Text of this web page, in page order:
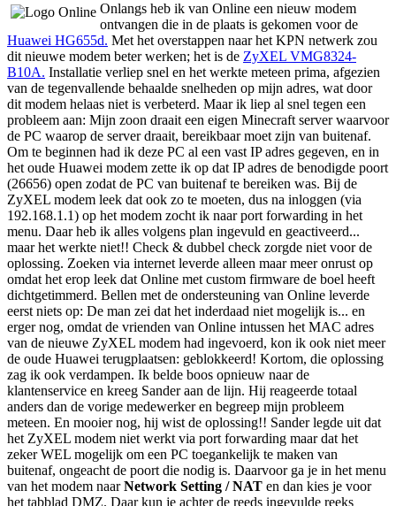
Onlangs heb ik van Online een nieuw modem
ontvangen die in de plaats is gekomen voor de
Huawei HG655d. Met het overstappen naar het KPN netwerk zou
dit nieuwe modem beter werken; het is de ZyXEL VMG8324-
B10A. Installatie verliep snel en het werkte meteen prima, afgezien
van de tegenvallende behaalde snelheden op mijn adres, wat door
dit modem helaas niet is verbeterd. Maar ik liep al snel tegen een
probleem aan: Mijn zoon draait een eigen Minecraft server waarvoor
de PC waarop de server draait, bereikbaar moet zijn van buitenaf.
Om te beginnen had ik deze PC al een vast IP adres gegeven, en in
het oude Huawei modem zette ik op dat IP adres de benodigde poort
(26656) open zodat de PC van buitenaf te bereiken was. Bij de
ZyXEL modem leek dat ook zo te moeten, dus na inloggen (via
192.168.1.1) op het modem zocht ik naar port forwarding in het
menu. Daar heb ik alles volgens plan ingevuld en geactiveerd...
maar het werkte niet!! Check & dubbel check zorgde niet voor de
oplossing. Zoeken via internet leverde alleen maar meer onrust op
omdat het erop leek dat Online met custom firmware de boel heeft
dichtgetimmerd. Bellen met de ondersteuning van Online leverde
eerst niets op: De man zei dat het inderdaad niet mogelijk is... en
erger nog, omdat de vrienden van Online intussen het MAC adres
van de nieuwe ZyXEL modem had ingevoerd, kon ik ook niet meer
de oude Huawei terugplaatsen: geblokkeerd! Kortom, die oplossing
zag ik ook verdampen. Ik belde boos opnieuw naar de
klantenservice en kreeg Sander aan de lijn. Hij reageerde totaal
anders dan de vorige medewerker en begreep mijn probleem
meteen. En mooier nog, hij wist de oplossing!! Sander legde uit dat
het ZyXEL modem niet werkt via port forwarding maar dat het
zeker WEL mogelijk om een PC toegankelijk te maken van
buitenaf, ongeacht de poort die nodig is. Daarvoor ga je in het menu
van het modem naarNetwork Setting / NAT en dan kies je voor
het tabblad DMZ. Daar kun je achter de reeds ingevulde reeks